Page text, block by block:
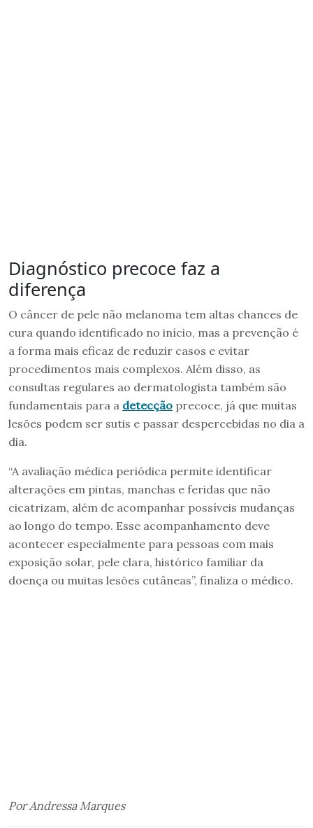
Diagnóstico precoce faz a
diferença
O câncer de pele não melanoma tem altas chances de
cura quando identificado no início, mas a prevenção é
a forma mais eficaz de reduzir casos e evitar
procedimentos mais complexos. Além disso, as
consultas regulares ao dermatologista também são
fundamentais para a detecção precoce, já que muitas
lesões podem ser sutis e passar despercebidas no dia a
dia.
“A avaliação médica periódica permite identificar
alterações em pintas, manchas e feridas que não
cicatrizam, além de acompanhar possíveis mudanças
ao longo do tempo. Esse acompanhamento deve
acontecer especialmente para pessoas com mais
exposição solar, pele clara, histórico familiar da
doença ou muitas lesões cutâneas”, finaliza o médico.
Por Andressa Marques